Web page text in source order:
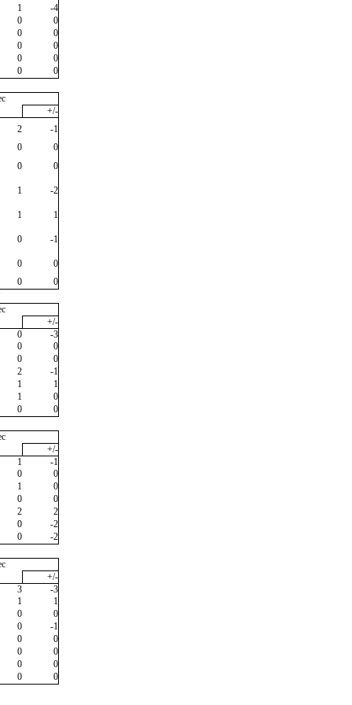
1
-4
0
0
0
0
0
0
0
0
0
0
+/-
2
-1
0
0
0
0
1
-2
1
1
0
-1
0
0
0
0
+/-
0
-3
0
0
0
0
2
-1
1
1
1
0
0
0
+/-
1
-1
0
0
1
0
0
0
2
2
0
-2
0
-2
+/-
3
-3
1
1
0
0
0
-1
0
0
0
0
0
0
0 0